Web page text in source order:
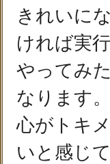
きれいに
ければ実
やってみ
なります。
心がトキ
いと感じ